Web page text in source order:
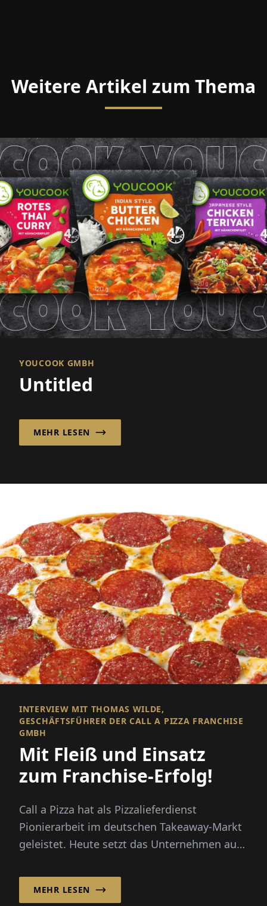
Weitere Artikel zum Thema
YOUCOOK GMBH
Untitled
MEHR LESEN
INTERVIEW MIT THOMAS WILDE,
GESCHÄFTSFÜHRER DER CALL A PIZZA FRANCHISE
GMBH
Mit Fleiß und Einsatz
zum Franchise-Erfolg!
Call a Pizza hat als Pizzalieferdienst
Pionierarbeit im deutschen Takeaway-Markt
geleistet. Heute setzt das Unternehmen auf
MEHR LESEN